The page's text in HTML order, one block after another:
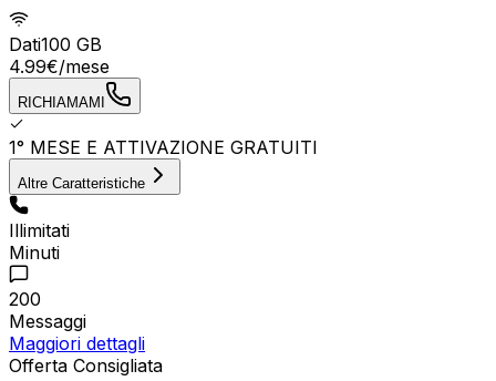
Dati100 GB
4.99€/mese
RICHIAMAMI
1° MESE E ATTIVAZIONE GRATUITI
Altre Caratteristiche
Illimitati
Minuti
200
Messaggi
Maggiori dettagli
Offerta Consigliata